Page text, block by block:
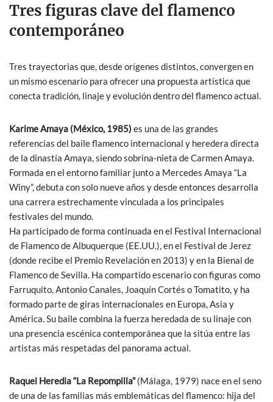
Tres figuras clave del flamenco
contemporáneo
Tres trayectorias que, desde orígenes distintos, convergen en
un mismo escenario para ofrecer una propuesta artística que
conecta tradición, linaje y evolución dentro del flamenco actual.
Karime Amaya (México, 1985) es una de las grandes
referencias del baile flamenco internacional y heredera directa
de la dinastía Amaya, siendo sobrina-nieta de Carmen Amaya.
Formada en el entorno familiar junto a Mercedes Amaya “La
Winy”, debuta con solo nueve años y desde entonces desarrolla
una carrera estrechamente vinculada a los principales
festivales del mundo.
Ha participado de forma continuada en el Festival Internacional
de Flamenco de Albuquerque (EE.UU.), en el Festival de Jerez
(donde recibe el Premio Revelación en 2013) y en la Bienal de
Flamenco de Sevilla. Ha compartido escenario con figuras como
Farruquito, Antonio Canales, Joaquín Cortés o Tomatito, y ha
formado parte de giras internacionales en Europa, Asia y
América. Su baile combina la fuerza heredada de su linaje con
una presencia escénica contemporánea que la sitúa entre las
artistas más respetadas del panorama actual.
Raquel Heredia “La Repompilla”(Málaga, 1979) nace en el seno
de una de las familias más emblemáticas del flamenco: hija del